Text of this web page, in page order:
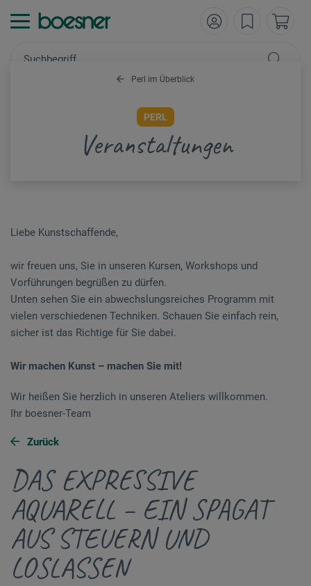
Perl im Überblick
PERL
Veranstaltungen
Liebe Kunstschaffende,
wir freuen uns, Sie in unseren Kursen, Workshops und
Vorführungen begrüßen zu dürfen.
Unten sehen Sie ein abwechslungsreiches Programm mit
vielen verschiedenen Techniken. Schauen Sie einfach rein,
sicher ist das Richtige für Sie dabei.
Wir machen Kunst – machen Sie mit!
Wir heißen Sie herzlich in unseren Ateliers willkommen.
Ihr boesner-Team
Zurück
DAS EXPRESSIVE
AQUARELL – EIN SPAGAT
AUS STEUERN UND
LOSLASSEN